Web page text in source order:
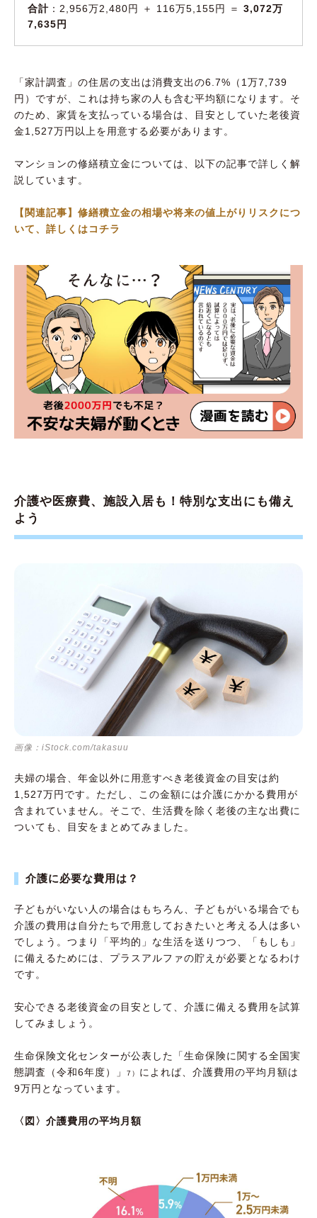
合計 ：2,956万2,480円 ＋ 116万5,155円 ＝3,072万
7,635円
「家計調査」の住居の支出は消費支出の6.7%（1万7,739
円）ですが、これは持ち家の人も含む平均額になります。そ
のため、家賃を支払っている場合は、目安としていた老後資
金1,527万円以上を用意する必要があります。
マンションの修繕積立金については、以下の記事で詳しく解
説しています。
【関連記事】修繕積立金の相場や将来の値上がりリスクにつ
いて、詳しくはコチラ
介護や医療費、施設入居も！特別な支出にも備え
よう
画像：iStock.com/takasuu
夫婦の場合、年金以外に用意すべき老後資金の目安は約
1,527万円です。ただし、この金額には介護にかかる費用が
含まれていません。そこで、生活費を除く老後の主な出費に
ついても、目安をまとめてみました。
介護に必要な費用は？
子どもがいない人の場合はもちろん、子どもがいる場合でも
介護の費用は自分たちで用意しておきたいと考える人は多い
でしょう。つまり「平均的」な生活を送りつつ、「もしも」
に備えるためには、プラスアルファの貯えが必要となるわけ
です。
安心できる老後資金の目安として、介護に備える費用を試算
してみましょう。
生命保険文化センターが公表した「生命保険に関する全国実
態調査（令和6年度）」
7） によれば、介護費用の平均月額は
9万円となっています。
〈図〉介護費用の平均月額